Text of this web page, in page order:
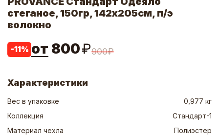
стеганое, 150гр, 142х205см, п/э
волокно
-11% от 800₽900₽
Характеристики
Вес в упаковке
0,977 кг
Коллекция
Стандарт-1
Материал чехла
Полиэстер